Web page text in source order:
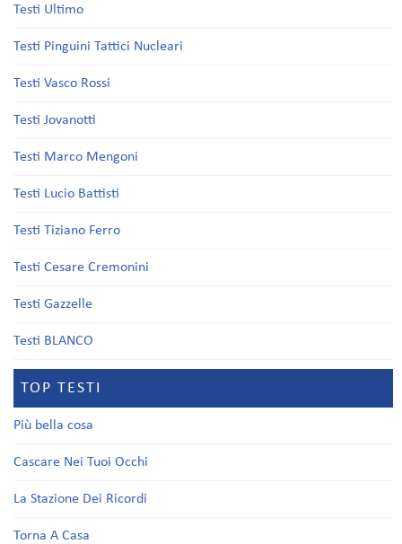
Testi Ultimo
Testi Pinguini Tattici Nucleari
Testi Vasco Rossi
Testi Jovanotti
Testi Marco Mengoni
Testi Lucio Battisti
Testi Tiziano Ferro
Testi Cesare Cremonini
Testi Gazzelle
Testi BLANCO
TOP TESTI
Più bella cosa
Cascare Nei Tuoi Occhi
La Stazione Dei Ricordi
Torna A Casa